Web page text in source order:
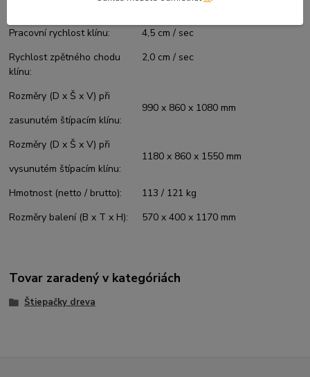
Pracovní rychlost klínu:
4,5 cm / sec
Rychlost zpětného chodu
klínu:
2,0 cm / sec
Rozměry (D x Š x V) při
990 x 860 x 1080 mm
zasunutém štípacím klínu:
Rozměry (D x Š x V) při
1180 x 860 x 1550 mm
vysunutém štípacím klínu:
Hmotnost (netto / brutto):
113 / 121 kg
Rozměry balení (B x T x H):
570 x 400 x 1170 mm
Tovar zaradený v kategóriách
Štiepačky dreva